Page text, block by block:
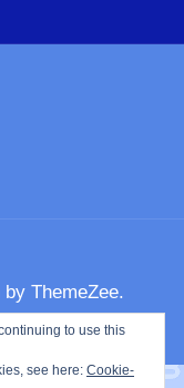
ThemeZee.
to use this
see here: Cookie-